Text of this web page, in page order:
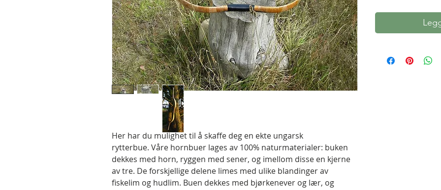
Her har du mulighet til å skaffe deg en ekte ungarsk
rytterbue. Våre hornbuer lages av 100% naturmaterialer: buken
dekkes med horn, ryggen med sener, og imellom disse en kjerne
av tre. De forskjellige delene limes med ulike blandinger av
fiskelim og hudlim. Buen dekkes med bjørkenever og lær, og